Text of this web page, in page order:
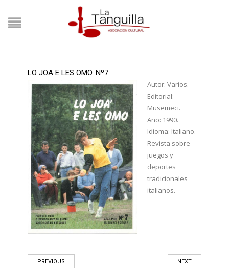
LO JOA E LES OMO. Nº7
Autor: Varios.
Editorial:
Musemeci.
Año: 1990.
Idioma: Italiano.
Revista sobre
juegos y
deportes
tradicionales
italianos.
PREVIOUS NEXT